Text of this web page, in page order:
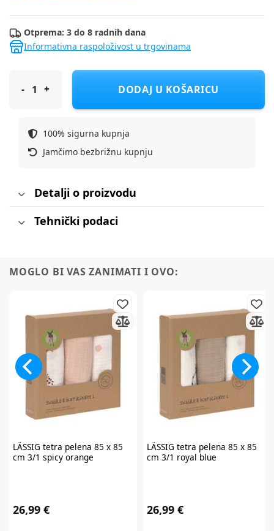
Otprema: 3 do 8 radnih dana
Informativna raspoloživost u trgovinama
BUBABA BY FREEON tetra pelena 10/1 80x80 cm 120gr/m² white
DODAJ U KOŠARICU
100% sigurna kupnja
Jamčimo bezbrižnu kupnju
Detalji o proizvodu
Tehnički podaci
MOGLO BI VAS ZANIMATI I OVO:
LÄSSIG tetra pelena 85 x 85
cm 3/1 spicy orange
26,99 €
LÄSSIG tetra pelena 85 x 85
cm 3/1 royal blue
26,99 €
Prijavite se nanewsletter